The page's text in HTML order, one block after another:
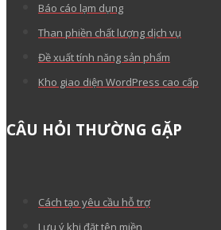
Báo cáo lạm dụng
Than phiền chất lượng dịch vụ
Đề xuất tính năng sản phẩm
Kho giao diện WordPress cao cấp
CÂU HỎI THƯỜNG GẶP
Cách tạo yêu cầu hỗ trợ